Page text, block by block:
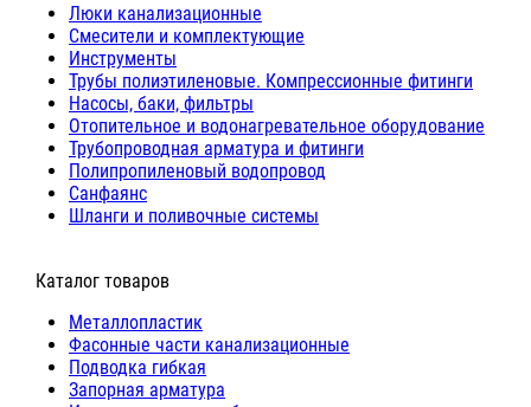
Люки канализационные
Cмесители и комплектующие
Инструменты
Трубы полиэтиленовые. Компрессионные фитинги
Насосы, баки, фильтры
Отопительное и водонагревательное оборудование
Трубопроводная арматура и фитинги
Полипропиленовый водопровод
Санфаянс
Шланги и поливочные системы
⠀Каталог товаров
Металлопластик
Фасонные части канализационные
Подводка гибкая
Запорная арматура